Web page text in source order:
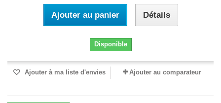
Ajouter au panier Détails
Disponible
Ajouter à ma liste d'envies Ajouter au comparateur